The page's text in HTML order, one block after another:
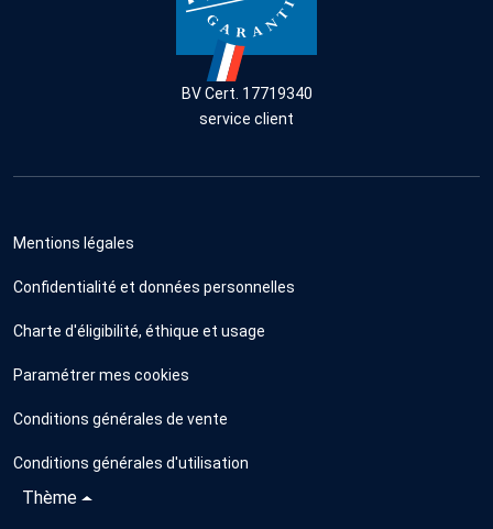
BV Cert. 17719340
service client
Mentions légales
Confidentialité et données personnelles
Charte d'éligibilité, éthique et usage
Paramétrer mes cookies
Conditions générales de vente
Conditions générales d'utilisation
Thème